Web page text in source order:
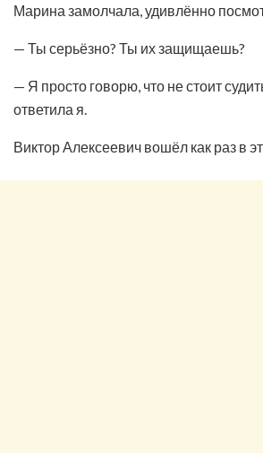
Марина замолчала, удивлённо
— Ты серьёзно? Ты их защищаешь?
— Я просто говорю, что не стоит
ответила я.
Виктор Алексеевич вошёл как раз в